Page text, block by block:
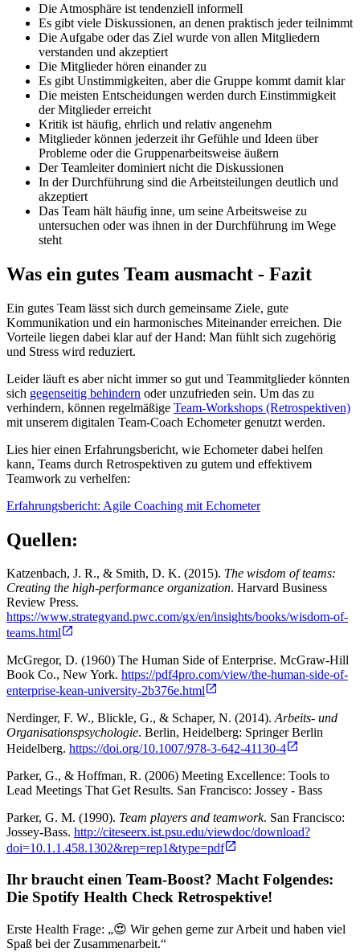
Die Atmosphäre ist tendenziell informell
Es gibt viele Diskussionen, an denen praktisch jeder teilnimmt
Die Aufgabe oder das Ziel wurde von allen Mitgliedern
verstanden und akzeptiert
Die Mitglieder hören einander zu
Es gibt Unstimmigkeiten, aber die Gruppe kommt damit klar
Die meisten Entscheidungen werden durch Einstimmigkeit
der Mitglieder erreicht
Kritik ist häufig, ehrlich und relativ angenehm
Mitglieder können jederzeit ihr Gefühle und Ideen über
Probleme oder die Gruppenarbeitsweise äußern
Der Teamleiter dominiert nicht die Diskussionen
In der Durchführung sind die Arbeitsteilungen deutlich und
akzeptiert
Das Team hält häufig inne, um seine Arbeitsweise zu
untersuchen oder was ihnen in der Durchführung im Wege
steht
Was ein gutes Team ausmacht - Fazit
Ein gutes Team lässt sich durch gemeinsame Ziele, gute
Kommunikation und ein harmonisches Miteinander erreichen. Die
Vorteile liegen dabei klar auf der Hand: Man fühlt sich zugehörig
und Stress wird reduziert.
Leider läuft es aber nicht immer so gut und Teammitglieder könnten
sich gegenseitig behindern oder unzufrieden sein. Um das zu
verhindern, können regelmäßige Team-Workshops (Retrospektiven)
mit unserem digitalen Team-Coach Echometer genutzt werden.
Lies hier einen Erfahrungsbericht, wie Echometer dabei helfen
kann, Teams durch Retrospektiven zu gutem und effektivem
Teamwork zu verhelfen:
Erfahrungsbericht: Agile Coaching mit Echometer
Quellen:
Katzenbach, J. R., & Smith, D. K. (2015). The wisdom of teams:
Creating the high-performance organization. Harvard Business
Review Press.
https://www.strategyand.pwc.com/gx/en/insights/books/wisdom-of-
teams.html
McGregor, D. (1960) The Human Side of Enterprise. McGraw-Hill
Book Co., New York. https://pdf4pro.com/view/the-human-side-of-
enterprise-kean-university-2b376e.html
Nerdinger, F. W., Blickle, G., & Schaper, N. (2014).Arbeits- und
Organisationspsychologie. Berlin, Heidelberg: Springer Berlin
Heidelberg. https://doi.org/10.1007/978-3-642-41130-4
Parker, G., & Hoffman, R. (2006) Meeting Excellence: Tools to
Lead Meetings That Get Results. San Francisco: Jossey - Bass
Parker, G. M. (1990). Team players and teamwork. San Francisco:
Jossey-Bass. http://citeseerx.ist.psu.edu/viewdoc/download?
doi=10.1.1.458.1302&rep=rep1&type=pdf
Ihr braucht einen Team-Boost? Macht Folgendes:
Die Spotify Health Check Retrospektive!
Erste Health Frage: „😍 Wir gehen gerne zur Arbeit und haben viel
Spaß bei der Zusammenarbeit.“